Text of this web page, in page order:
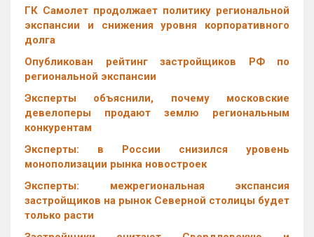
ГК Самолет продолжает политику региональной
экспансии и снижения уровня корпоративного
долга
Опубликован рейтинг застройщиков РФ по
региональной экспансии
Эксперты объяснили, почему московские
девелоперы продают землю региональным
конкурентам
Эксперты: в России снизился уровень
монополизации рынка новостроек
Эксперты: межрегиональная экспансия
застройщиков на рынок Северной столицы будет
только расти